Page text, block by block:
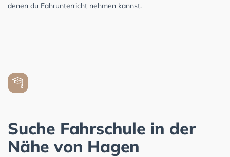
denen du Fahrunterricht nehmen kannst.
Suche Fahrschule in der
Nähe von Hagen